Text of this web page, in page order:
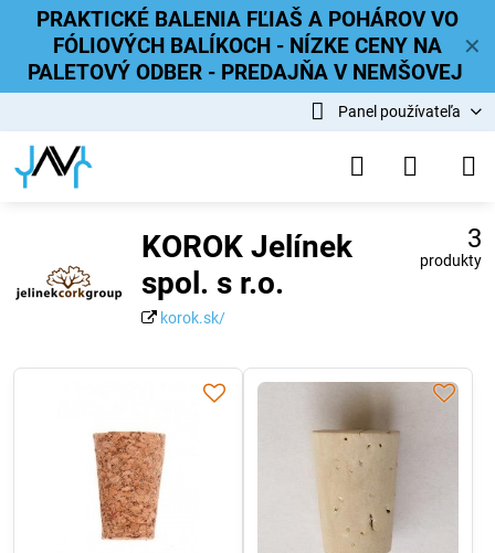
✕
PRAKTICKÉ BALENIA FĽIAŠ A POHÁROV VO
FÓLIOVÝCH BALÍKOCH - NÍZKE CENY NA
PALETOVÝ ODBER - PREDAJŇA V NEMŠOVEJ
Panel používateľa
KOROK Jelínek
spol. s r.o.
korok.sk/
3
produkty